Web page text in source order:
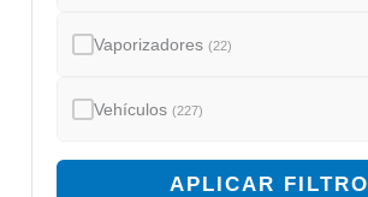
Vaporizadores(22)
Vehículos(227)
APLICAR FILTRO